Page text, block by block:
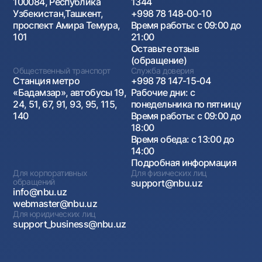
Узбекистан,Ташкент,
проспект Амира Темура,
101
+998 78 148-00-10
Время работы: с 09:00 до
21:00
Оставьте отзыв
(обращение)
Общественный транспорт
Станция метро
«Бадамзар», автобусы 19,
24, 51, 67, 91, 93, 95, 115,
140
Служба доверия
+998 78 147-15-04
Рабочие дни: с
понедельника по пятницу
Время работы: с 09:00 до
18:00
Время обеда: с 13:00 до
14:00
Подробная информация
Для корпоративных
обращений
info@nbu.uz
webmaster@nbu.uz
Для физических лиц
support@nbu.uz
Для юридических лиц
support_business@nbu.uz